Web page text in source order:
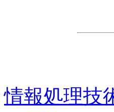
情報処理技